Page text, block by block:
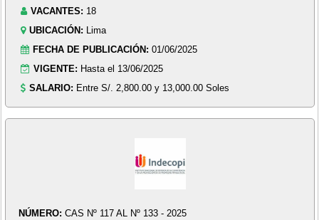
VACANTES: 18
UBICACIÓN: Lima
FECHA DE PUBLICACIÓN: 01/06/2025
VIGENTE: Hasta el 13/06/2025
SALARIO: Entre S/. 2,800.00 y 13,000.00 Soles
NÚMERO: CAS Nº 117 AL Nº 133 - 2025